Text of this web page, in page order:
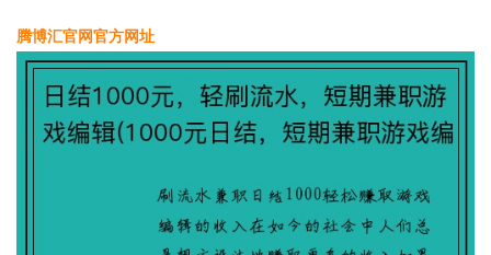
腾博汇官网官方网址